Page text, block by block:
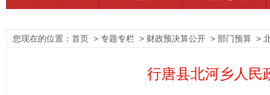
您现在的位置： 首页 > 专题专栏 > 财政预决算公开 > 部门预算 >
行唐县北河乡人民